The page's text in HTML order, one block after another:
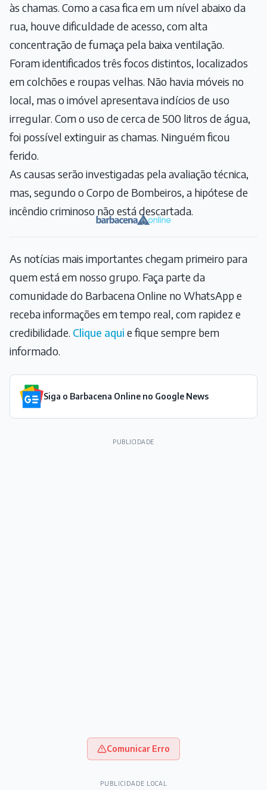
às chamas. Como a casa fica em um nível abaixo da
rua, houve dificuldade de acesso, com alta
concentração de fumaça pela baixa ventilação.
Foram identificados três focos distintos, localizados
em colchões e roupas velhas. Não havia móveis no
local, mas o imóvel apresentava indícios de uso
irregular. Com o uso de cerca de 500 litros de água,
foi possível extinguir as chamas. Ninguém ficou
ferido.
As causas serão investigadas pela avaliação técnica,
mas, segundo o Corpo de Bombeiros, a hipótese de
incêndio criminoso não está descartada.
As notícias mais importantes chegam primeiro para
quem está em nosso grupo. Faça parte da
comunidade do Barbacena Online no WhatsApp e
receba informações em tempo real, com rapidez e
credibilidade. Clique aqui e fique sempre bem
informado.
Siga o Barbacena Online no Google News
PUBLICIDADE
Comunicar Erro
PUBLICIDADE LOCAL